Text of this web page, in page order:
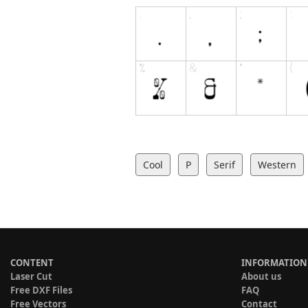
Cool P Serif Western
CONTENT
Laser Cut
Free DXF Files
Free Vectors
INFORMATION
About us
FAQ
Contact